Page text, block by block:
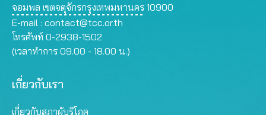
จอมพล เขตจตุจักรกรุงเทพมหานคร 10900
E-mail : contact@tcc.or.th
โทรศัพท์ 0-2938-1502
(เวลาทำการ 09.00 - 18.00 น.)
เกี่ยวกับเรา
เกี่ยวกับสภาผู้บริโภค